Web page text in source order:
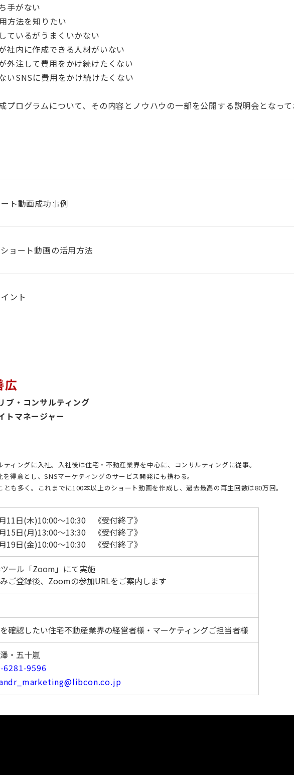
手がない
方法を知りたい
ているがうまくいかない
内に作成できる人材がいない
注して費用をかけ続けたくない
SNSに費用をかけ続けたくない
プログラムについて、その内容とノウハウの一部を公開する説明会となっ
ト動画成功事例
ョート動画の活用方法
ント
広
ブ・コンサルティング
トマネージャー
ィングに入社。入社後は住宅・不動産業界を中心に、コンサルティングに従事。
得意とし、SNSマーケティングのサービス開発にも携わる。
も多く。これまでに100本以上のショート動画を作成し、過去最高の再生回数は80万回。
11日(木)10:00～10:30 《受付終了》
15日(月)13:00～13:30 《受付終了》
19日(金)10:00～10:30 《受付終了》
ール「Zoom」にて実施
ご登録後、Zoomの参加URLをご案内します
確認したい住宅不動産業界の経営者様・マーケティングご担当者様
・五十嵐
6281-9596